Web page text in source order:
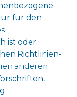
für den
ist oder
Richtlinien-
anderen